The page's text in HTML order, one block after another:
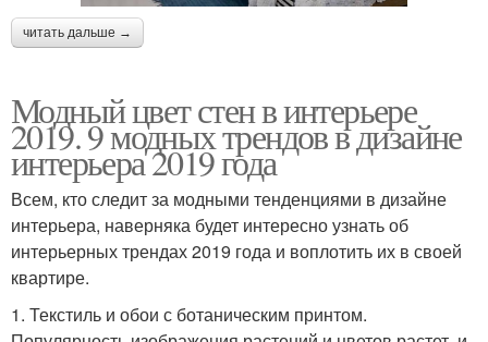
читать дальше →
Модный цвет стен в интерьере
2019. 9 модных трендов в дизайне
интерьера 2019 года
Всем, кто следит за модными тенденциями в дизайне
интерьера, наверняка будет интересно узнать об
интерьерных трендах 2019 года и воплотить их в своей
квартире.
1. Текстиль и обои с ботаническим принтом.